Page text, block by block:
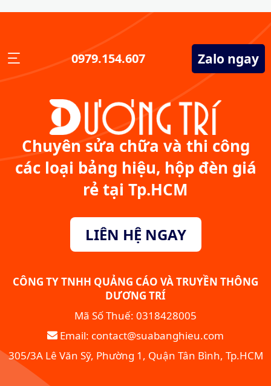
0979.154.607 Zalo ngay
Chuyên sửa chữa và thi công
các loại bảng hiệu, hộp đèn giá
rẻ tại Tp.HCM
LIÊN HỆ NGAY
CÔNG TY TNHH QUẢNG CÁO VÀ TRUYỀN THÔNG
DƯƠNG TRÍ
Mã Số Thuế: 0318428005
Email: contact@suabanghieu.com
305/3A Lê Văn Sỹ, Phường 1, Quận Tân Bình, Tp.HCM